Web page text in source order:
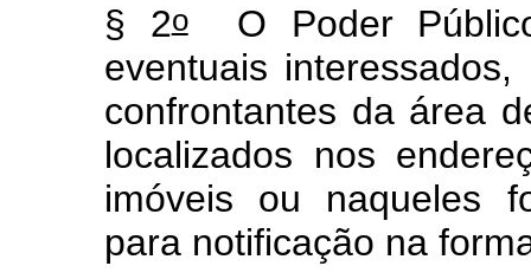
§ 2oO Poder Público
eventuais
confrontantes da área
localizados nos
imóveis ou naqueles
para notificação na